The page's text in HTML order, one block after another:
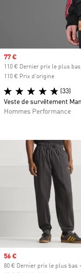
Prix soldé
56 €
80 € Dernier prix le plus bas
Prix soldé
77 €
110 € Dernier prix le plus bas
110 € Prix d'origine
(33)
Veste de survêtement
Hommes Performance